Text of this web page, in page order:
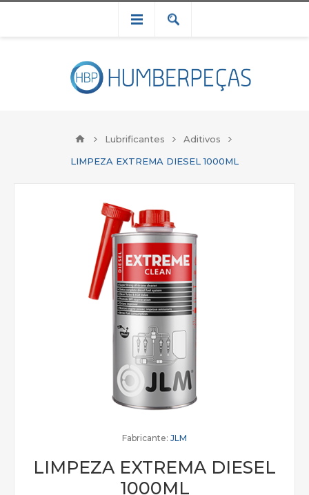
Lubrificantes
Aditivos
LIMPEZA EXTREMA DIESEL 1000ML
Fabricante: JLM
LIMPEZA EXTREMA DIESEL
1000ML